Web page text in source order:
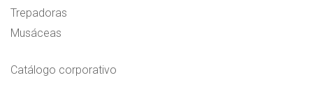
Trepadoras
Musáceas
Catálogo corporativo